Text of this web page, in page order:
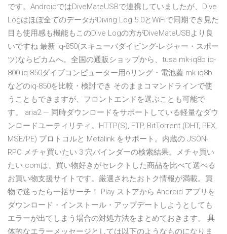
です。AndroidではDiveMateUSBで連携していましたが、Dive
Logはほぼ全てのデータがDiving Log 5.0とWiFiで同期でき見た
目も使用感も機能もこのDive Logの方がDiveMateUSBより良
いですね 最新 iq-850(スキューバダイビング-レジャー・スポー
ツ)ならビカムへ。全国の通販ショップから、tusa mk-iq8b iq-
800 iq-850ダイブコンピューター用oリング・電池蓋 mk-iq8b
などのiq-850を比較・検討でき そのままコマンドラインで使
うこともできますが、フロントエンドを選ぶことも可能で
す。 aria2 — 同時ダウンロードをサポートしている軽量なダウ
ンロードユーティリティ。HTTP(S), FTP, BitTorrent (DHT, PEX,
MSE/PE) プロトコルと Metalink をサポート。内蔵の JSON-
RPC メチャ買いたい 3 穴バインダーの検索結果。メチャ買い
たい.comは、買い物好きがセレクトした商品を比べて選べる
お買い物支援サイトです。厳選されたおトク情報が満載。買
物で迷ったら一括サーチ！ Play ストアから Android アプリを
ダウンロード・インストール・アップデートしようとしても
エラーが出てしまう場合の対処方法をまとめておきます。 具
体的なエラーメッセージとしては以下のようなものになりま